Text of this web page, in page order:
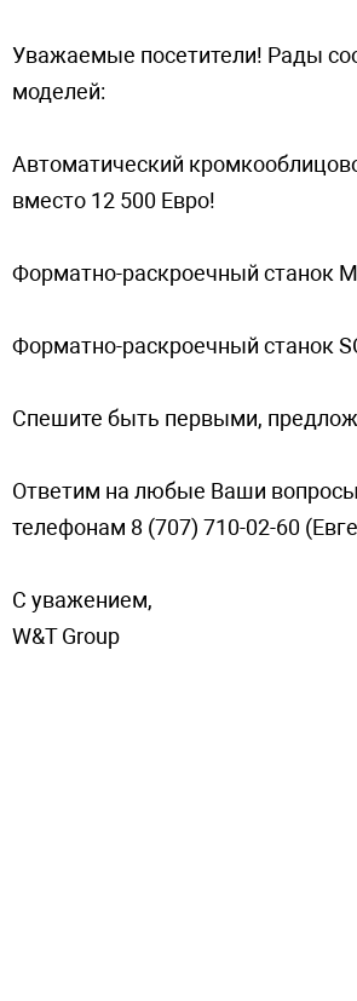
Уважаемые посетители! Рады
моделей:
Автоматический
вместо 12 500 Евро!
Форматно-раскроечный станок
Форматно-раскроечный станок
Спешите быть первыми,
Ответим на любые Ваши
телефонам 8 (707) 710-02-60
С уважением,
W&T Group